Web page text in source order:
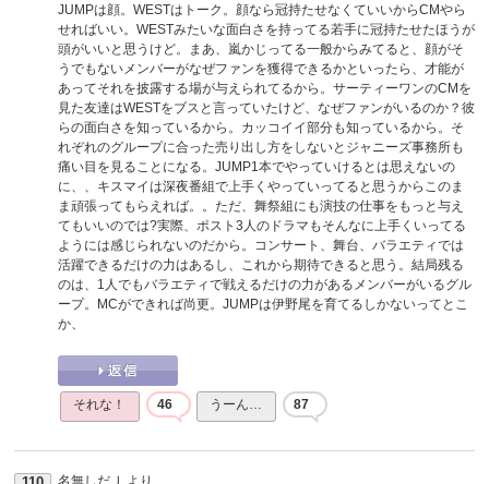
JUMPは顔。WESTはトーク。顔なら冠持たせなくていいからCMやら
せればいい。WESTみたいな面白さを持ってる若手に冠持たせたほうが
頭がいいと思うけど。まあ、嵐かじってる一般からみてると、顔がそ
うでもないメンバーがなぜファンを獲得できるかといったら、才能が
あってそれを披露する場が与えられてるから。サーティーワンのCMを
見た友達はWESTをブスと言っていたけど、なぜファンがいるのか？彼
らの面白さを知っているから。カッコイイ部分も知っているから。そ
れぞれのグループに合った売り出し方をしないとジャニーズ事務所も
痛い目を見ることになる。JUMP1本でやっていけるとは思えないの
に、、キスマイは深夜番組で上手くやっていってると思うからこのま
ま頑張ってもらえれば。。ただ、舞祭組にも演技の仕事をもっと与え
てもいいのでは?実際、ポスト3人のドラマもそんなに上手くいってる
ようには感じられないのだから。コンサート、舞台、バラエティでは
活躍できるだけの力はあるし、これから期待できると思う。結局残る
のは、1人でもバラエティで戦えるだけの力があるメンバーがいるグル
ープ。MCができれば尚更。JUMPは伊野尾を育てるしかないってとこ
か、
それな！ 46 うーん… 87
名無しだＪ より